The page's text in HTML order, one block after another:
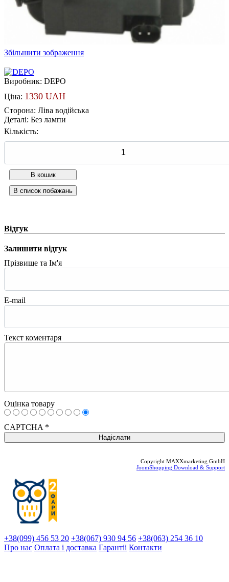
Збільшити зображення
Виробник: DEPO
Ціна: 1330 UAH
Сторона: Ліва водійська
Деталі: Без лампи
Кількість:
Відгук
Залишити відгук
Прізвище та Ім'я
E-mail
Текст коментаря
Оцінка товару
CAPTCHA *
Copyright MAXXmarketing GmbH
JoomShopping Download & Support
+38(099) 456 53 20 +38(067) 930 94 56 +38(063) 254 36 10
Про нас Оплата і доставка Гарантіi Контакти